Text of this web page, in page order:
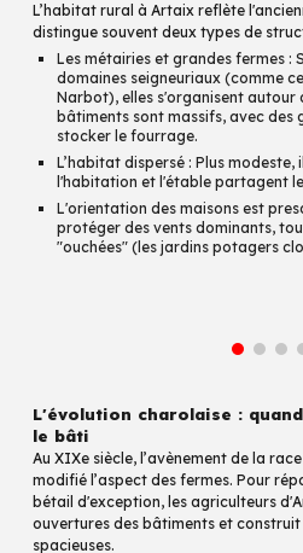
L’habitat rural à Artaix reflète
distingue souvent deux types de
Les métairies et grandes fermes :
domaines seigneuriaux (comme
Narbot), elles s'organisent autour
bâtiments sont massifs, avec des
stocker le fourrage.
L’habitat dispersé : Plus
l'habitation et l'étable partagent
L'orientation des maisons est
protéger des vents dominants,
"ouchées" (les jardins potagers
L'évolution charolaise :
le bâti
Au XIXe siècle, l’avènement de la
modifié l’aspect des fermes. Pour
bétail d'exception, les agriculteurs
ouvertures des bâtiments et
spacieuses.